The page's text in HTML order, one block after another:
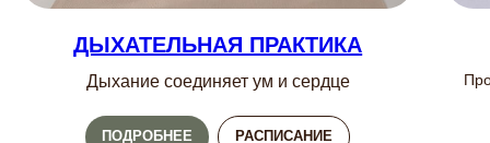
ДЫХАТЕЛЬНАЯ ПРАКТИКА
Дыхание соединяет ум и сердце
ПОДРОБНЕЕ РАСПИСАНИЕ